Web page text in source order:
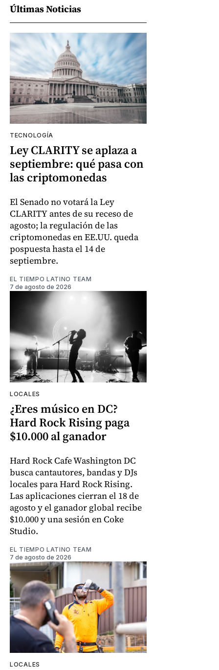
Últimas Noticias
TECNOLOGÍA
Ley CLARITY se aplaza a
septiembre: qué pasa con
las criptomonedas
El Senado no votará la Ley
CLARITY antes de su receso de
agosto; la regulación de las
criptomonedas en EE.UU. queda
pospuesta hasta el 14 de
septiembre.
EL TIEMPO LATINO TEAM
7 de agosto de 2026
LOCALES
¿Eres músico en DC?
Hard Rock Rising paga
$10.000 al ganador
Hard Rock Cafe Washington DC
busca cantautores, bandas y DJs
locales para Hard Rock Rising.
Las aplicaciones cierran el 18 de
agosto y el ganador global recibe
$10.000 y una sesión en Coke
Studio.
EL TIEMPO LATINO TEAM
7 de agosto de 2026
LOCALES